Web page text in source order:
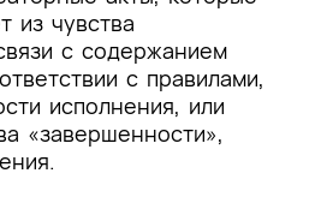
из чувства
с содержанием
с правилами,
исполнения, или
«завершенности»,